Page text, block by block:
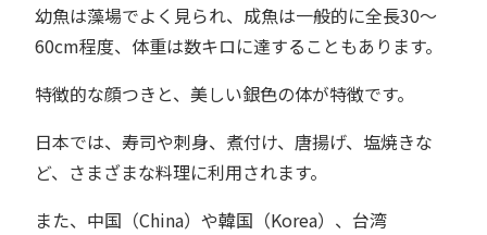
幼魚は藻場でよく見られ、成魚は一般的に全長30〜
60cm程度、体重は数キロに達することもあります。
特徴的な顔つきと、美しい銀色の体が特徴です。
日本では、寿司や刺身、煮付け、唐揚げ、塩焼きな
ど、さまざまな料理に利用されます。
また、中国（China）や韓国（Korea）、台湾